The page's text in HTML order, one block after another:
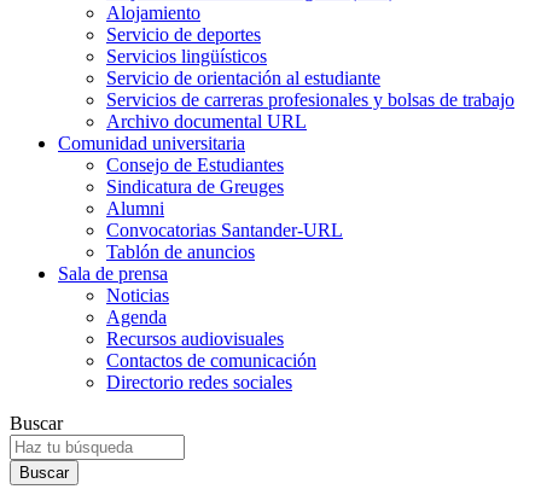
Alojamiento
Servicio de deportes
Servicios lingüísticos
Servicio de orientación al estudiante
Servicios de carreras profesionales y bolsas de trabajo
Archivo documental URL
Comunidad universitaria
Consejo de Estudiantes
Sindicatura de Greuges
Alumni
Convocatorias Santander-URL
Tablón de anuncios
Sala de prensa
Noticias
Agenda
Recursos audiovisuales
Contactos de comunicación
Directorio redes sociales
Buscar